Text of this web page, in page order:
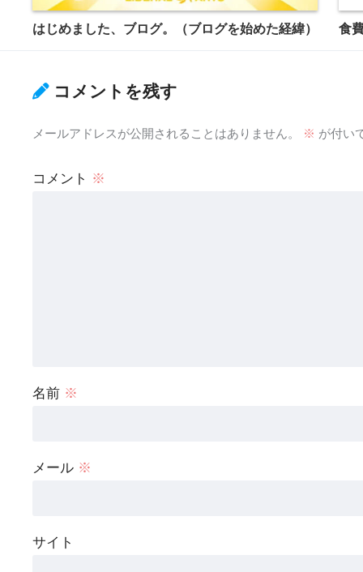
はじめました、ブログ。（ブログを始めた経緯） 食
コメントを残す
メールアドレスが公開されることはありません。 ※ が付い
コメント ※
名前 ※
メール ※
サイト